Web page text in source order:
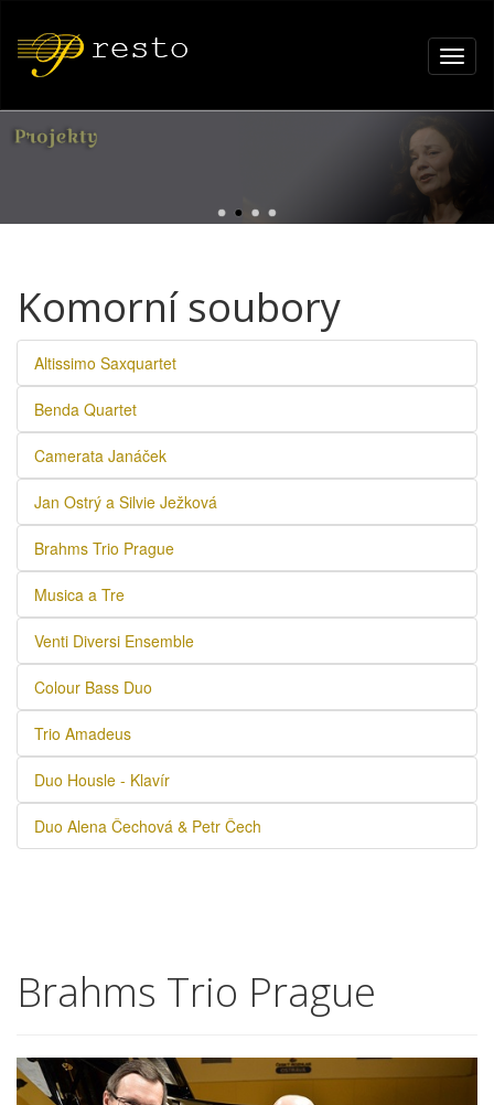
Komorní soubory
Altissimo Saxquartet
Benda Quartet
Camerata Janáček
Jan Ostrý a Silvie Ježková
Brahms Trio Prague
Musica a Tre
Venti Diversi Ensemble
Colour Bass Duo
Trio Amadeus
Duo Housle - Klavír
Duo Alena Čechová & Petr Čech
Brahms Trio Prague